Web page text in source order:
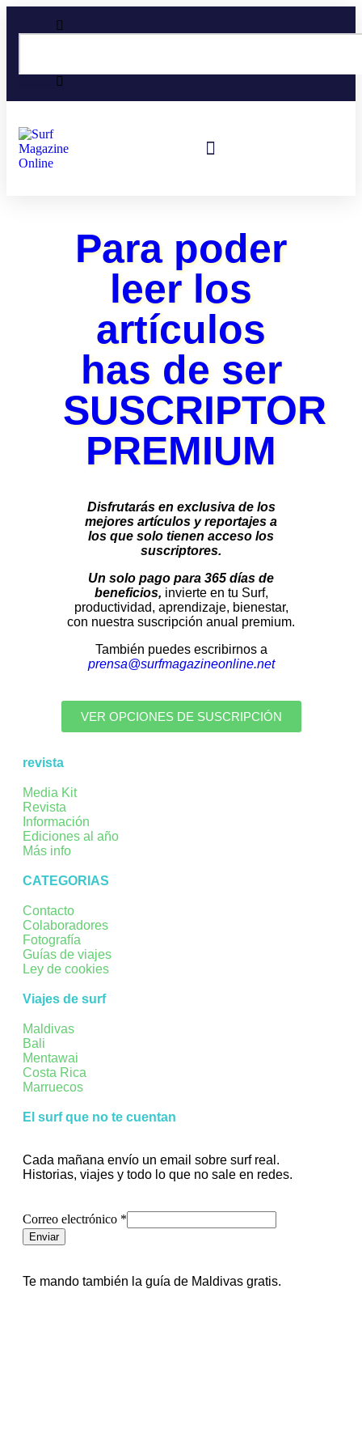
Para poder
leer los
artículos
has de ser
SUSCRIPTOR
PREMIUM
Disfrutarás en exclusiva de los
mejores artículos y reportajes a
los que solo tienen acceso los
suscriptores.
Un solo pago para 365 días de
beneficios, invierte en tu Surf,
productividad, aprendizaje, bienestar,
con nuestra suscripción anual premium.
También puedes escribirnos a
prensa@surfmagazineonline.net
VER OPCIONES DE SUSCRIPCIÓN
revista
Media Kit
Revista
Información
Ediciones al año
Más info
CATEGORIAS
Contacto
Colaboradores
Fotografía
Guías de viajes
Ley de cookies
Viajes de surf
Maldivas
Bali
Mentawai
Costa Rica
Marruecos
El surf que no te cuentan
Cada mañana envío un email sobre surf real.
Historias, viajes y todo lo que no sale en redes.
electrónico
Correo
Correo electrónico *
Enviar
Te mando también la guía de Maldivas gratis.